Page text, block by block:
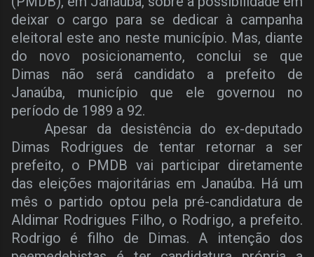
deixar o cargo para se dedicar à campanha
eleitoral este ano neste município. Mas, diante
do novo posicionamento, conclui se que
Dimas não será candidato a prefeito de
Janaúba, município que ele governou no
período de 1989 a 92.
Apesar da desistência do ex-deputado
Dimas Rodrigues de tentar retornar a ser
prefeito, o PMDB vai participar diretamente
das eleições majoritárias em Janaúba. Há um
mês o partido optou pela pré-candidatura de
Aldimar Rodrigues Filho, o Rodrigo, a prefeito.
Rodrigo é filho de Dimas. A intenção dos